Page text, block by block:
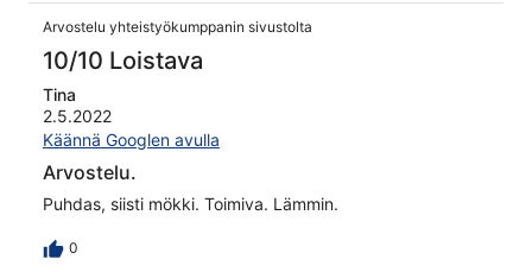
Arvostelu yhteistyökumppanin sivustolta
10/10 Loistava
Tina
2.5.2022
Käännä Googlen avulla
Arvostelu.
Puhdas, siisti mökki. Toimiva. Lämmin.
0